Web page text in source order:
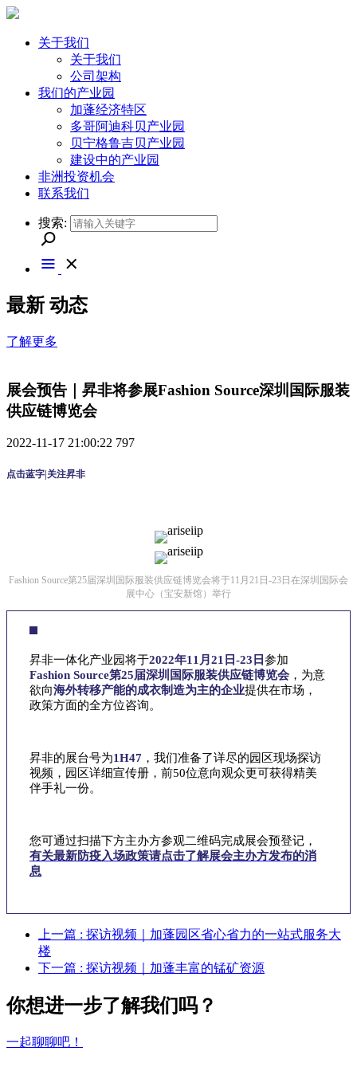
关于我们
关于我们
公司架构
我们的产业园
加蓬经济特区
多哥阿迪科贝产业园
贝宁格鲁吉贝产业园
建设中的产业园
非洲投资机会
联系我们
搜索:
最新 动态
了解更多
展会预告｜昇非将参展Fashion Source深圳国际服装
供应链博览会
2022-11-17 21:00:22 797
点击蓝字|关注昇非
Fashion Source第25届深圳国际服装供应链博览会将于11月21日-23日在深圳国际会
展中心（宝安新馆）举行
昇非一体化产业园将于2022年11月21日-23日参加
Fashion Source第25届深圳国际服装供应链博览会 ，为意
欲向海外转移产能的成衣制造为主的企业提供在市场，
政策方面的全方位咨询。
昇非的展台号为1H47 ，我们准备了详尽的园区现场探访
视频，园区详细宣传册，前50位意向观众更可获得精美
伴手礼一份。
您可通过扫描下方主办方参观二维码完成展会预登记，
有关最新防疫入场政策请点击了解展会主办方发布的消
息
上一篇 : 探访视频｜加蓬园区省心省力的一站式服务大
楼
下一篇 : 探访视频｜加蓬丰富的锰矿资源
你想进一步了解我们吗？
一起聊聊吧！